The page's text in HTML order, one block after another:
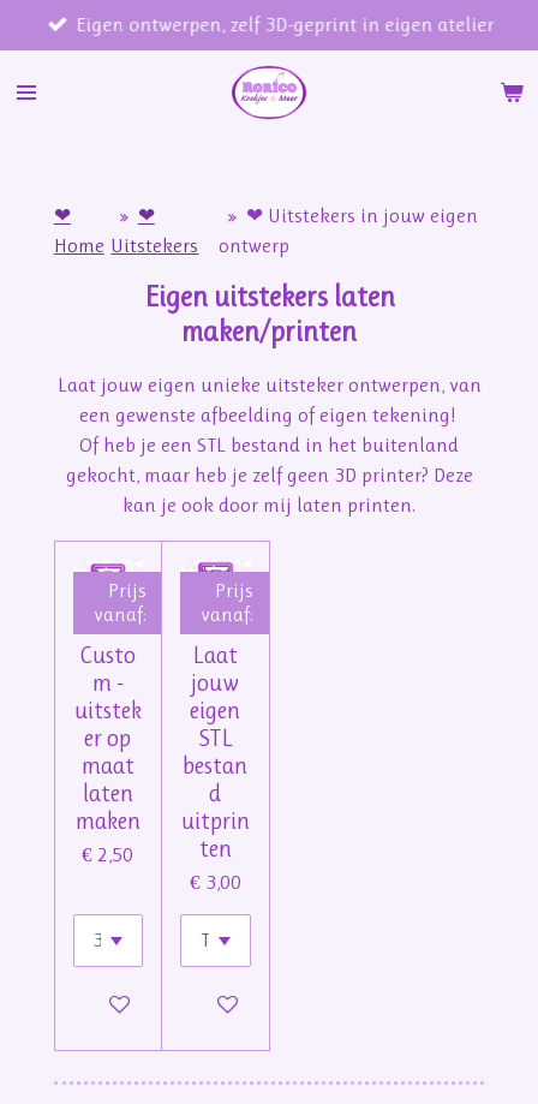
direct
naar
Eigen ontwerpen, zelf 3D-geprint in eigen atelier
❤
Home
» ❤
Uitstekers
» ❤ Uitstekers in jouw eigen
ontwerp
Eigen uitstekers laten
maken/printen
Laat jouw eigen unieke uitsteker ontwerpen, van
een gewenste afbeelding of eigen tekening!
Of heb je een STL bestand in het buitenland
gekocht, maar heb je zelf geen 3D printer? Deze
kan je ook door mij laten printen.
Prijs
vanaf:
Custo
m -
uitstek
er op
maat
laten
maken
€ 2,50
Bekijk details
Prijs
vanaf:
Laat
jouw
eigen
STL
bestan
d
uitprin
ten
€ 3,00
Bekijk details